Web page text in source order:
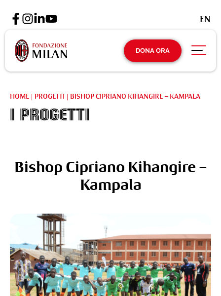
DONA ORA
EN
HOME | PROGETTI | BISHOP CIPRIANO KIHANGIRE – KAMPALA
I Progetti
Bishop Cipriano Kihangire –
Kampala